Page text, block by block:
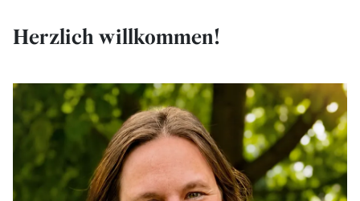
Herzlich willkommen!